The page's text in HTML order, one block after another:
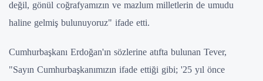
değil, gönül coğrafyamızın ve mazlum milletlerin de umudu
haline gelmiş bulunuyoruz" ifade etti.
Cumhurbaşkanı Erdoğan'ın sözlerine atıfta bulunan Tever,
"Sayın Cumhurbaşkanımızın ifade ettiği gibi; '25 yıl önce